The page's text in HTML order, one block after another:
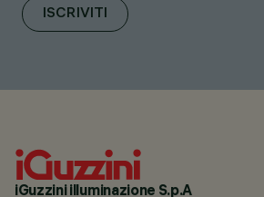
ISCRIVITI
iGuzzini illuminazione S.p.A